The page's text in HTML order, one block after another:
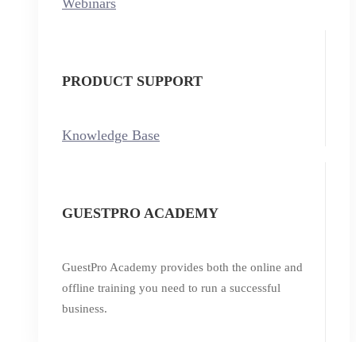
PRODUCT SUPPORT
Knowledge Base
GUESTPRO ACADEMY
GuestPro Academy provides both the online and
offline training you need to run a successful
business.